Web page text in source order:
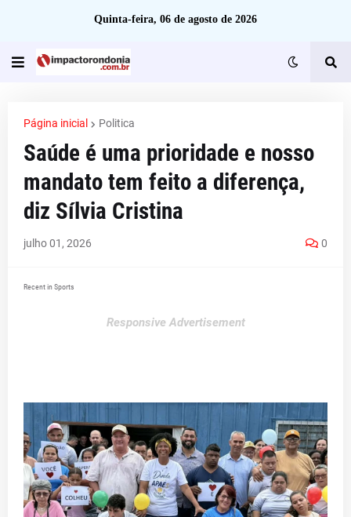
Quinta-feira, 06 de agosto de 2026
Página inicial Politica
Saúde é uma prioridade e nosso
mandato tem feito a diferença,
diz Sílvia Cristina
julho 01, 2026 0
Recent in Sports
Responsive Advertisement